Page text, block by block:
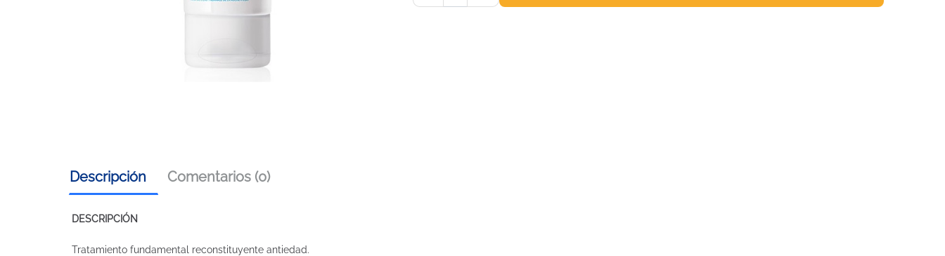
Descripción Comentarios (0)
DESCRIPCIÓN
Tratamiento fundamental reconstituyente antiedad.